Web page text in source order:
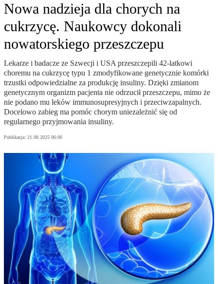
Nowa nadzieja dla chorych na
cukrzycę. Naukowcy dokonali
nowatorskiego przeszczepu
Lekarze i badacze ze Szwecji i USA przeszczepili 42-latkowi
choremu na cukrzycę typu 1 zmodyfikowane genetycznie komórki
trzustki odpowiedzialne za produkcję insuliny. Dzięki zmianom
genetycznym organizm pacjenta nie odrzucił przeszczepu, mimo że
nie podano mu leków immunosupresyjnych i przeciwzapalnych.
Docelowo zabieg ma pomóc chorym uniezależnić się od
regularnego przyjmowania insuliny.
Publikacja: 21.08.2025 06:06